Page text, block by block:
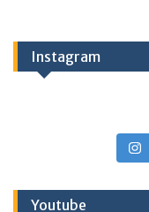
Instagram
Youtube